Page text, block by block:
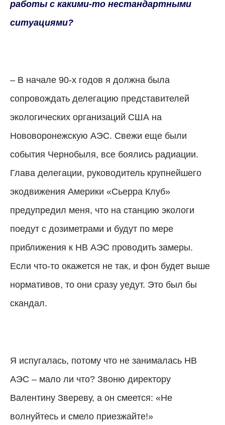
работы с какими-то нестандартными
ситуациями?
– В начале 90-х годов я должна была
сопровождать делегацию представителей
экологических организаций США на
Нововоронежскую АЭС. Свежи еще были
события Чернобыля, все боялись радиации.
Глава делегации, руководитель крупнейшего
экодвижения Америки «Сьерра Клуб»
предупредил меня, что на станцию экологи
поедут с дозиметрами и будут по мере
приближения к НВ АЭС проводить замеры.
Если что-то окажется не так, и фон будет выше
нормативов, то они сразу уедут. Это был бы
скандал.
Я испугалась, потому что не занималась НВ
АЭС – мало ли что? Звоню директору
Валентину Звереву, а он смеется: «Не
волнуйтесь и смело приезжайте!»